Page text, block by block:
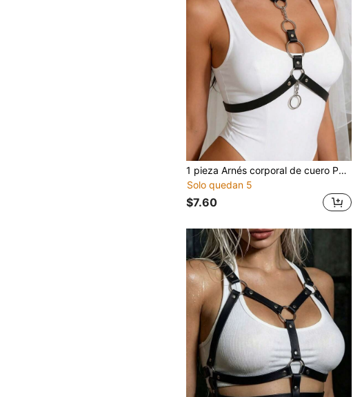
1 pieza Arnés corporal de cuero PU negro para mujeres - Correas ajustables, Cinturón gótico punk para boda, fiesta, rave y atuendos diarios
Solo quedan 5
$7.60